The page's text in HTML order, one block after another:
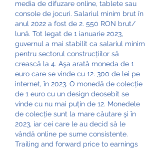
media de difuzare online, tablete sau
console de jocuri. Salariul minim brut în
anul 2022 a fost de 2. 550 RON brut/
lună. Tot legat de 1 ianuarie 2023,
guvernul a mai stabilit ca salariul minim
pentru sectorul construcțiilor să
crească la 4. Aşa arată moneda de 1
euro care se vinde cu 12. 300 de lei pe
internet, în 2023. O monedă de colecție
de 1 euro cu un design deosebit se
vinde cu nu mai puțin de 12. Monedele
de colecție sunt la mare căutare şi în
2023, iar cei care le au decid să le
vândă online pe sume consistente.
Trailing and forward price to earnings